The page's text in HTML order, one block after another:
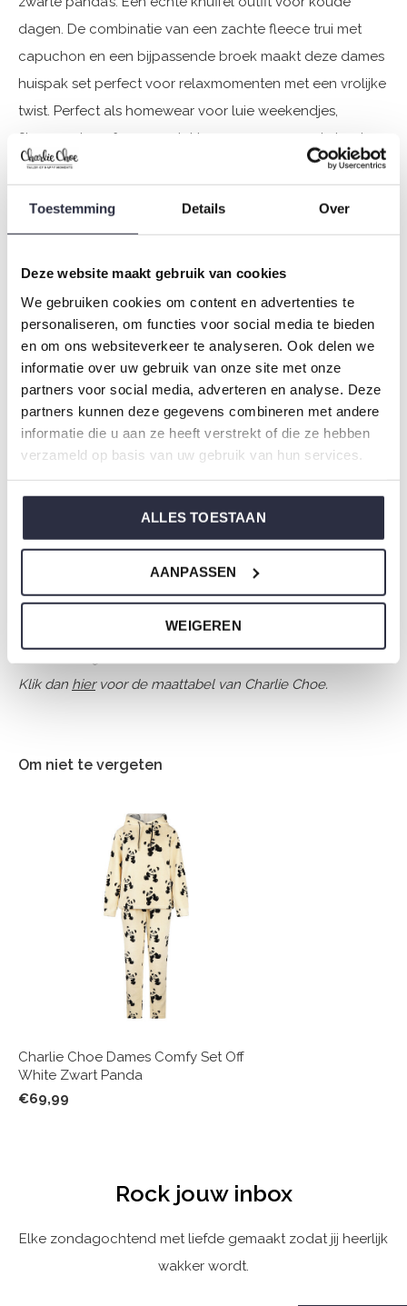
Toestemming Details Over
Deze website maakt gebruik van cookies
We gebruiken cookies om content en advertenties te
personaliseren, om functies voor social media te bieden
en om ons websiteverkeer te analyseren. Ook delen we
informatie over uw gebruik van onze site met onze
partners voor social media, adverteren en analyse. Deze
partners kunnen deze gegevens combineren met andere
informatie die u aan ze heeft verstrekt of die ze hebben
verzameld op basis van uw gebruik van hun services.
ALLES TOESTAAN
AANPASSEN
WEIGEREN
dagen. De combinatie van een zachte fleece trui met
capuchon en een bijpassende broek maakt deze dames
huispak set perfect voor relaxmomenten met een vrolijke
twist. Perfect als homewear voor luie weekendjes,
filmavonden of gewoon lekker cocoonen op de bank.
Twinnen met je mini-me? Deze set is er voor dames en
Merk: Charlie Choe
Seizoen: Autumn/Winter 2025
Thema: O-Cozy days
Collectie: Dames
Type:Pyjama's
Geslacht: Dames
Artikelnummer: O57151-38
De nachtkleding van Charlie Choe is gemaakt van
heerlijke zachte stoffen en heeft een perfecte pasvorm.
Weet je niet zo goed welke maat je moet kiezen van onze
Klik dan hiervoor de maattabel van Charlie Choe.
Om niet te vergeten
Charlie Choe Dames Comfy Set Off
White Zwart Panda
€69,99
Rock jouw inbox
Elke zondagochtend met liefde gemaakt zodat jij heerlijk
wakker wordt.